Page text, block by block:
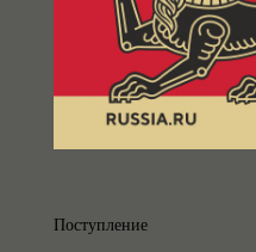
Поступление